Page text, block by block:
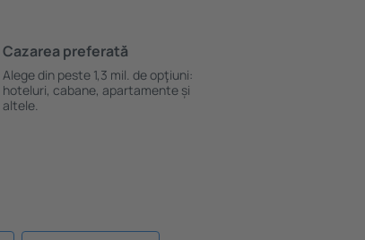
Cazarea preferată
Alege din peste 1,3 mil. de opţiuni:
hoteluri, cabane, apartamente și
altele.